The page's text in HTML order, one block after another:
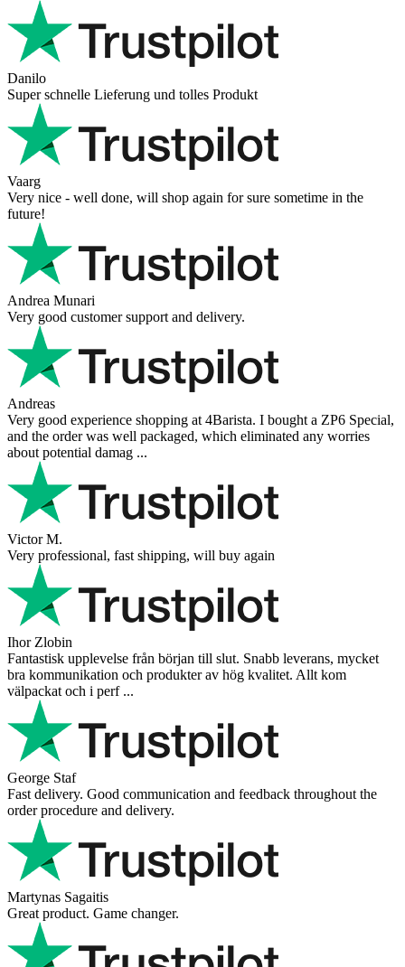
Danilo
Super schnelle Lieferung und tolles Produkt
Vaarg
Very nice - well done, will shop again for sure sometime in the
future!
Andrea Munari
Very good customer support and delivery.
Andreas
Very good experience shopping at 4Barista. I bought a ZP6 Special,
and the order was well packaged, which eliminated any worries
about potential damag ...
Victor M.
Very professional, fast shipping, will buy again
Ihor Zlobin
Fantastisk upplevelse från början till slut. Snabb leverans, mycket
bra kommunikation och produkter av hög kvalitet. Allt kom
välpackat och i perf ...
George Staf
Fast delivery. Good communication and feedback throughout the
order procedure and delivery.
Martynas Sagaitis
Great product. Game changer.